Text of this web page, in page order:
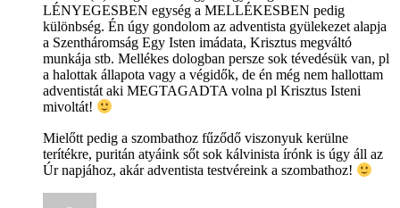
LÉNYEGESBEN egység a MELLÉKESBEN pedig
különbség. Én úgy gondolom az adventista gyülekezet alapja
a Szentháromság Egy Isten imádata, Krisztus megváltó
munkája stb. Mellékes dologban persze sok tévedésük van, pl
a halottak állapota vagy a végidők, de én még nem hallottam
adventistát aki MEGTAGADTA volna pl Krisztus Isteni
mivoltát!
Mielőtt pedig a szombathoz fűződő viszonyuk kerülne
terítékre, puritán atyáink sőt sok kálvinista írónk is úgy áll az
Úr napjához, akár adventista testvéreink a szombathoz!